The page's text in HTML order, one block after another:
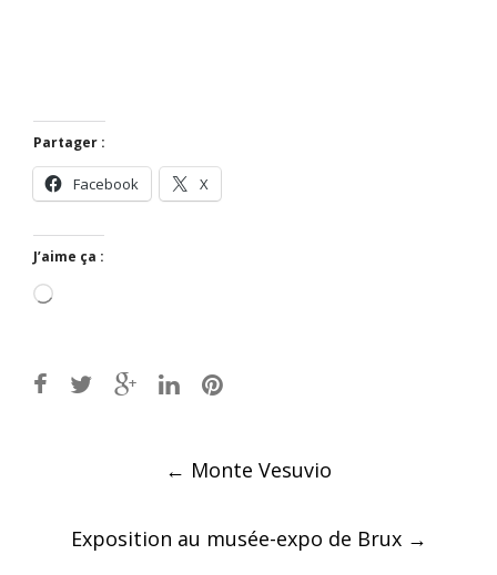
Partager :
Facebook X
J’aime ça :
Chargement…
← Monte Vesuvio
Exposition au musée-expo de Brux →